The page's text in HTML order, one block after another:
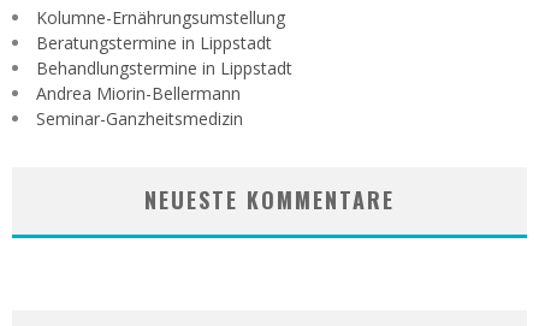
Kolumne-Ernährungsumstellung
Beratungstermine in Lippstadt
Behandlungstermine in Lippstadt
Andrea Miorin-Bellermann
Seminar-Ganzheitsmedizin
NEUESTE KOMMENTARE